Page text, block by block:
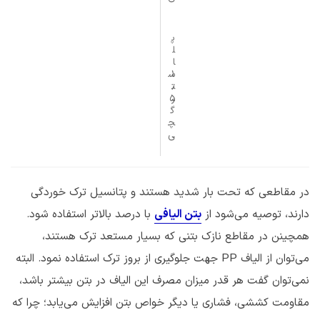
۱
٫
۵
پ
ل
ا
س
ت
ر
گ
چ
ی
در مقاطعی که تحت بار شدید هستند و پتانسیل ترک خوردگی
دارند، توصیه می‌شود از بتن الیافی با درصد بالاتر استفاده شود.
همچینن در مقاطع نازک بتنی که بسیار مستعد ترک هستند،
می‌توان از الیاف PP جهت جلوگیری از بروز ترک استفاده نمود. البته
نمی‌توان گفت هر قدر میزان مصرف این الیاف در بتن بیشتر باشد،
مقاومت کششی، فشاری یا دیگر خواص بتن افزایش می‌یابد؛ چرا که